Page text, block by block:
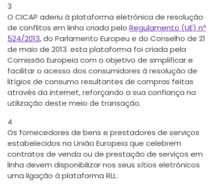
3
O CICAP aderiu à plataforma eletrónica de resolução
de conflitos em linha criada pelo Regulamento (UE) nº
524/2013, do Parlamento Europeu e do Conselho de 21
de maio de 2013. esta plataforma foi criada pela
Comissão Europeia com o objetivo de simplificar e
facilitar o acesso dos consumidores à resolução de
litígios de consumo resultantes de compras feitas
através da internet, reforçando a sua confiança na
utilização deste meio de transação.
4
Os fornecedores de bens e prestadores de serviços
estabelecidos na União Europeia que celebrem
contratos de venda ou de prestação de serviços em
linha devem disponibilizar nos seus sítios eletrónicos
uma ligação à plataforma RLL.